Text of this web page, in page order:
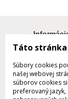
Blog
Galéria
Všetko o
Táto
Súbory cookies
našej webovej
súborov cookies
preferovaný